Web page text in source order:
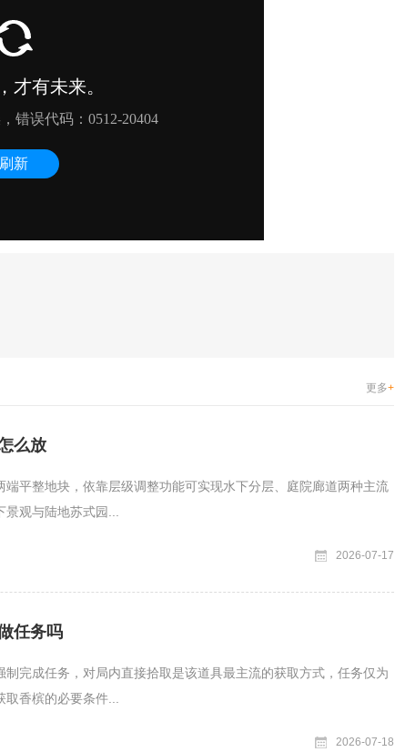
更多+
么放
端平整地块，依靠层级调整功能可实现水下分层、庭院廊道两种主流
观与陆地苏式园...
2026-07-17
任务吗
制完成任务，对局内直接拾取是该道具最主流的获取方式，任务仅为
香槟的必要条件...
2026-07-18